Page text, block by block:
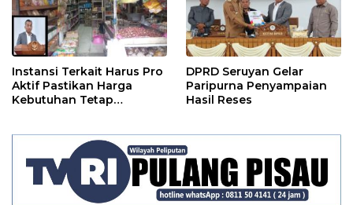
Instansi Terkait Harus Pro
Aktif Pastikan Harga
Kebutuhan Tetap
DPRD Seruyan Gelar
Paripurna Penyampaian
Hasil Reses